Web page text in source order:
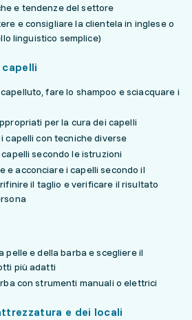
e tendenze del settore
e consigliare la clientela in inglese o
linguistico semplice)
fare lo shampoo e sciacquare i
per la cura dei capelli
capelli con tecniche diverse
secondo le istruzioni
e acconciare i capelli secondo il
il taglio e verificare il risultato
pelle e della barba e scegliere il
più adatti
con strumenti manuali o elettrici
e dei locali